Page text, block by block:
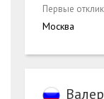
Первые
Москва